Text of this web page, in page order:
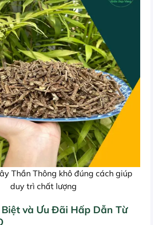
Thần Thông khô đúng cách giúp
duy trì chất lượng
và Ưu Đãi Hấp Dẫn Từ